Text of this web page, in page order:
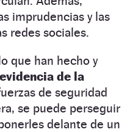
imprudencias y las
redes sociales.
que han hecho y
de la
de seguridad
se puede perseguir
delante de un